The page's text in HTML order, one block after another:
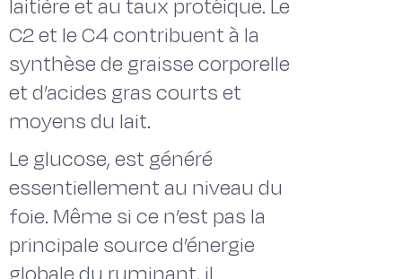
laitière et au taux protéique. Le
C2 et le C4 contribuent à la
synthèse de graisse corporelle
et d’acides gras courts et
moyens du lait.
Le glucose, est généré
essentiellement au niveau du
foie. Même si ce n’est pas la
principale source d’énergie